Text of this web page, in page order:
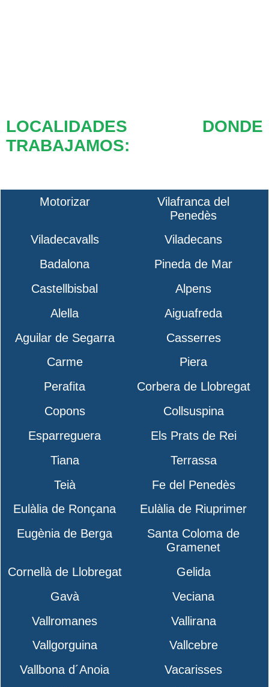
LOCALIDADES DONDE
TRABAJAMOS:
Motorizar
Vilafranca del
Penedès
Viladecavalls
Viladecans
Badalona
Pineda de Mar
Castellbisbal
Alpens
Alella
Aiguafreda
Aguilar de Segarra
Casserres
Carme
Piera
Perafita
Corbera de Llobregat
Copons
Collsuspina
Esparreguera
Els Prats de Rei
Tiana
Terrassa
Teià
Fe del Penedès
Eulàlia de Ronçana
Eulàlia de Riuprimer
Eugènia de Berga
Santa Coloma de
Gramenet
Cornellà de Llobregat
Gelida
Gavà
Veciana
Vallromanes
Vallirana
Vallgorguina
Vallcebre
Vallbona d´Anoia
Vacarisses